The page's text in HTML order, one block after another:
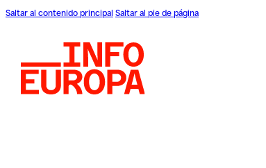
Saltar al contenido principal Saltar al pie de página